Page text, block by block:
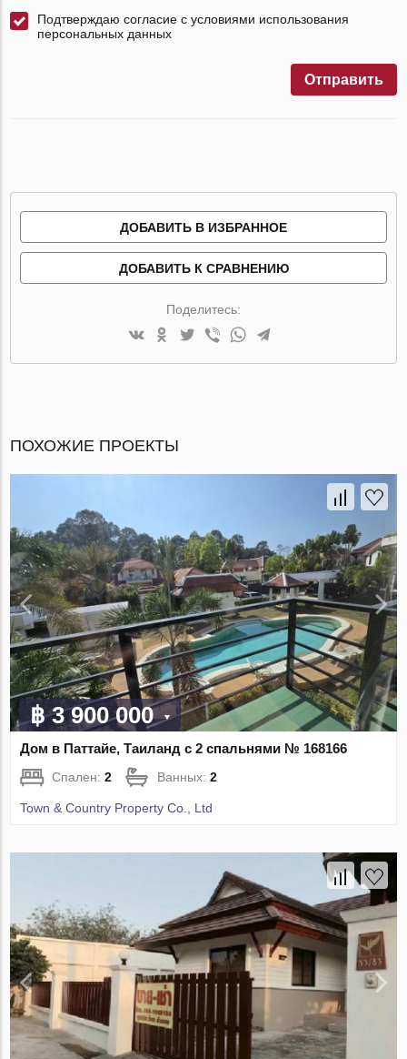
Подтверждаю согласие с условиями использования
персональных данных
Отправить
ДОБАВИТЬ В ИЗБРАННОЕ
ДОБАВИТЬ К СРАВНЕНИЮ
Поделитесь:
ПОХОЖИЕ ПРОЕКТЫ
฿ 3 900 000
Дом в Паттайе, Таиланд с 2 спальнями № 168166
Спален:2 Ванных:2
Town & Country Property Co., Ltd